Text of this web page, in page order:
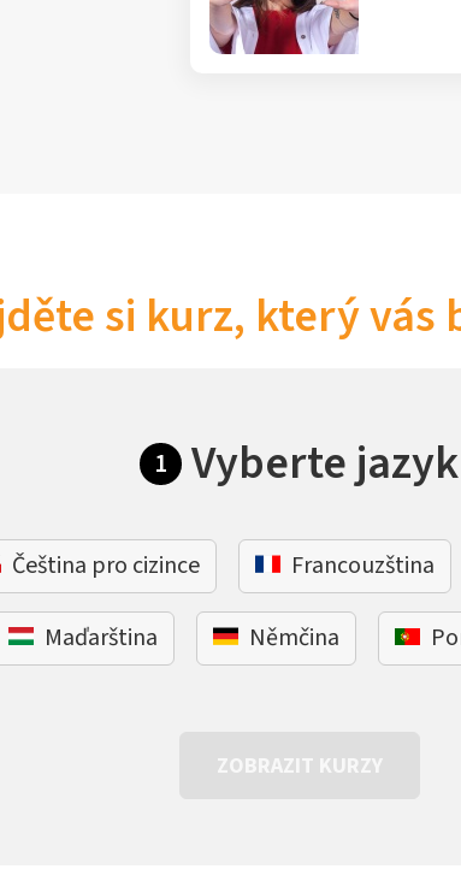
si kurz, který vás
1 Vyberte jazyk
Čeština pro cizince Francouzština
Maďarština Němčina
ZOBRAZIT KURZY